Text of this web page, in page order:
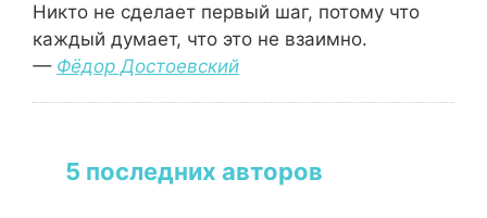
Никто не сделает первый шаг, потому что
каждый думает, что это не взаимно.
— Фёдор Достоевский
5 последних авторов